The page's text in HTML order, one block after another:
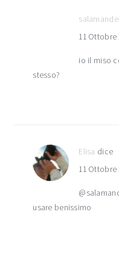
11 Ottobre
io il miso
stesso?
Elisa dice
11 Ottobre
usare benissimo